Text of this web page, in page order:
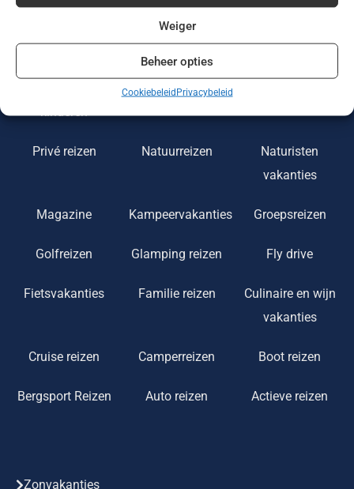
Weiger
Beheer opties
CookiebeleidPrivacybeleid
Stedentrips
kinderen
Safari
Privé reizen Natuurreizen
Naturisten
vakanties
Magazine Kampeervakanties Groepsreizen
Golfreizen Glamping reizen Fly drive
Fietsvakanties Familie reizen
Culinaire en wijn
vakanties
Cruise reizen Camperreizen Boot reizen
Bergsport Reizen Auto reizen Actieve reizen
Zonvakanties